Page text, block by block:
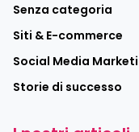
Senza categoria
Siti & E-commerce
Social Media
Storie di successo